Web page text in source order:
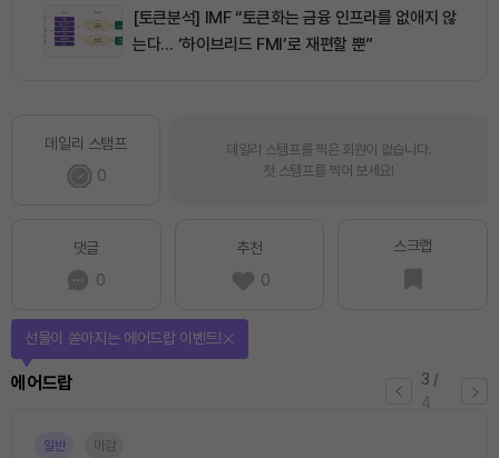
[토큰분석] IMF “토큰화는 금융 인프라를 없애지 않
는다… ‘하이브리드 FMI’로 재편할 뿐”
데일리 스탬프
0
데일리 스탬프를 찍은 회원이 없습니다.
첫 스탬프를 찍어 보세요!
댓글
0
추천
0
스크랩
4 /
4
퀴즈
퀴즈풀고 선물 받자!
진행중